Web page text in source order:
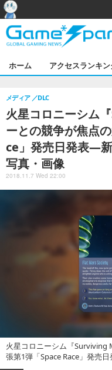
ホーム アクセスランキン
火星コロニーシム
ーとの競争が焦点
ce」発売日発表―
写真・画像
メディア DLC
2018.11.7 Wed 22:00
火星コロニーシム『Surviving
張第1弾「Space Race」発売